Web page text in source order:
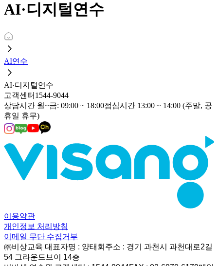
AI·디지털연수
AI연수
AI·디지털연수
고객센터 1544-9044
상담시간 월~금: 09:00 ~ 18:00점심시간 13:00 ~ 14:00 (주말, 공
휴일 휴무)
이용약관
개인정보 처리방침
이메일 무단 수집거부
㈜비상교육 대표자명 : 양태회 주소 : 경기 과천시 과천대로2길
54 그라운드브이 14층